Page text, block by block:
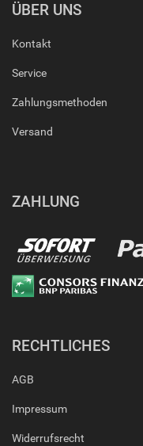
ÜBER UNS
Kontakt
Service
Zahlungsmethoden
Versand
ZAHLUNG
RECHTLICHES
AGB
Impressum
Widerrufsrecht